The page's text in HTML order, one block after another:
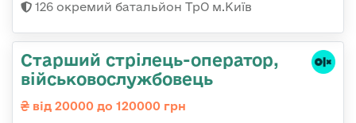
126 окремий батальйон ТрО м.Київ
Старший стрілець-оператор,
військовослужбовець
від 20000 до 120000 грн